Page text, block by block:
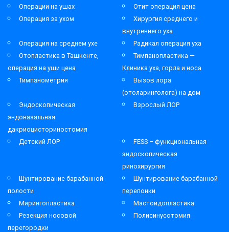
Операции на ушах
Отит операция цена
Операция за ухом
Хирургия среднего и
внутреннего уха
Операция на среднем ухе
Радикал операция уха
Отопластика в Ташкенте,
операция на уши цена
Тимпанопластика —
Клиника уха, горла и носа
Тимпанометрия
Вызов лора
(отоларинголога) на дом
Эндоскопическая
эндоназальная
дакриоцисториностомия
Взрослый ЛОР
Детский ЛОР
FESS – функциональная
эндоскопическая
ринохирургия
Шунтирование барабанной
полости
Шунтирование барабанной
перепонки
Мирингопластика
Мастоидопластика
Резекция носовой
перегородки
Полисинусотомия